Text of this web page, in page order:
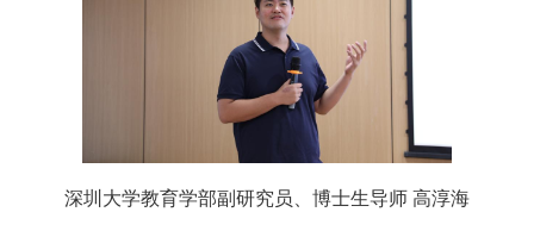
深圳大学教育学部副研究员、博士生导师 高淳海